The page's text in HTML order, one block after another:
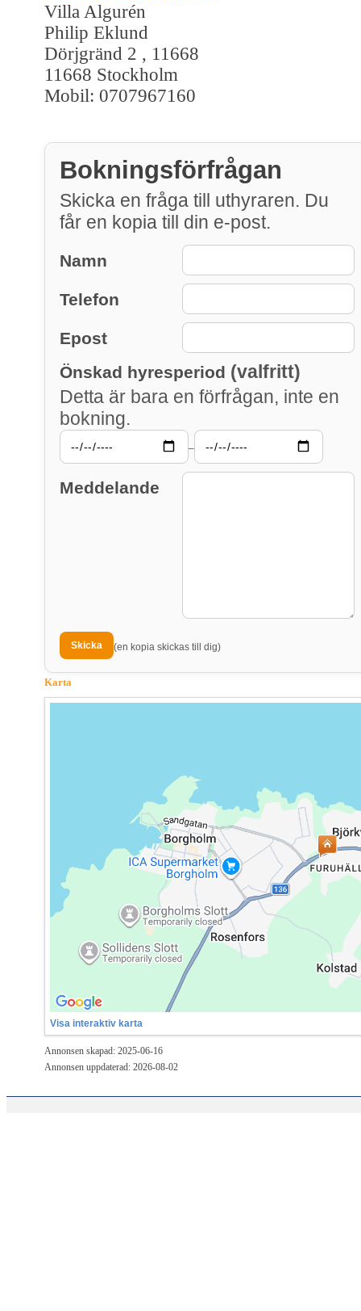
Villa Algurén
Philip Eklund
Dörjgränd 2 , 11668
11668 Stockholm
Mobil: 0707967160
Bokningsförfrågan
Skicka en fråga till uthyraren. Du
får en kopia till din e-post.
Namn
Telefon
Epost
Önskad hyresperiod (valfritt)
Detta är bara en förfrågan, inte en
bokning.
–
Meddelande
(en kopia skickas till dig)
Karta
Visa interaktiv karta
Annonsen skapad: 2025-06-16
Annonsen uppdaterad: 2026-08-02